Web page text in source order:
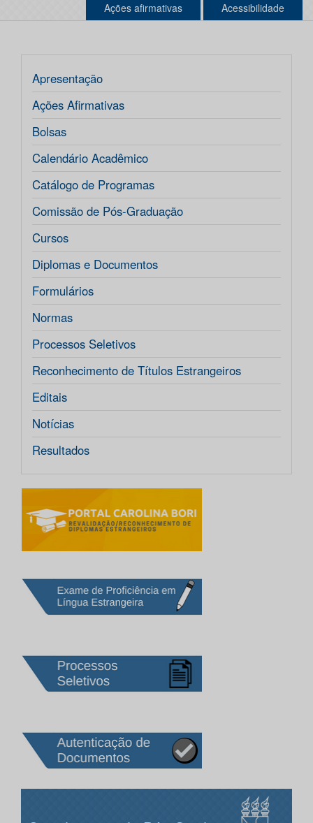
Ações afirmativas Acessibilidade
Apresentação
Ações Afirmativas
Bolsas
Calendário Acadêmico
Catálogo de Programas
Comissão de Pós-Graduação
Cursos
Diplomas e Documentos
Formulários
Normas
Processos Seletivos
Reconhecimento de Títulos Estrangeiros
Editais
Notícias
Resultados